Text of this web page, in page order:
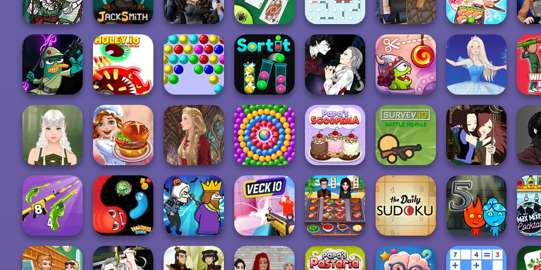
Patterns Link
FRVR
Find the Candy Stack Smash
Solitaire
Mahjongg Candy Papa's Bakeria
Moonlit
Masquerade
Jacksmith
Mystic Coven The
Sisterhood of...
Best Classic
Spider Solitaire
Dots and Boxes Vectaria.io
ASMR Girl:
Livestream
Mukbang
Agent P Rebel
Spy
Holey.io Battle
Royale
Bubble Game 3 Sort It
Manga Creator
Vampire Hunter
P...
Cut The Rope:
Time Travel
Ice Ballerina Who
Elven Makeover Cooking Festival Medieval Doll Pop Adventure
Papa's
Scooperia
Survev.io
Manga Creator -
Fantasy World...